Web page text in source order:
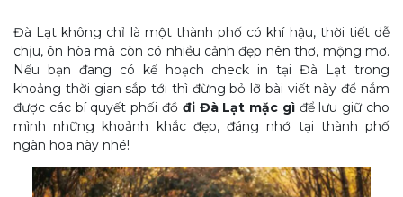
Đà Lạt không chỉ là một thành phố có khí hậu, thời tiết dễ
chịu, ôn hòa mà còn có nhiều cảnh đẹp nên thơ, mộng mơ.
Nếu bạn đang có kế hoạch check in tại Đà Lạt trong
khoảng thời gian sắp tới thì đừng bỏ lỡ bài viết này để nắm
được các bí quyết phối đồ đi Đà Lạt mặc gìđể lưu giữ cho
mình những khoảnh khắc đẹp, đáng nhớ tại thành phố
ngàn hoa này nhé!